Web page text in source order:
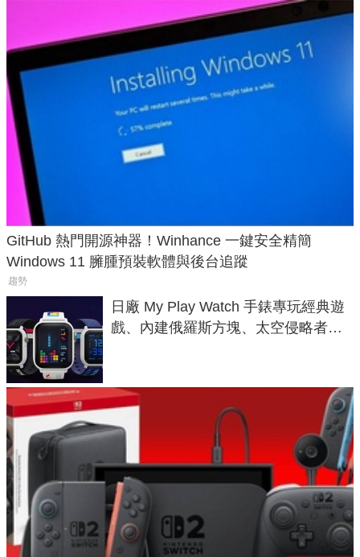
GitHub 熱門開源神器！Winhance 一鍵安全精簡
Windows 11 臃腫預裝軟體與後台追蹤
趨勢
日廠 My Play Watch 手錶專玩經典遊
戲、內建俄羅斯方塊、太空侵略者，